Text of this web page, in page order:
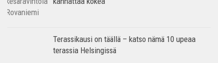
Terassikausi on täällä – katso nämä 10 upeaa
terassia Helsingissä